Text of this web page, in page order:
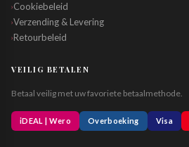
›Cookiebeleid
›Verzending & Levering
›Retourbeleid
VEILIG BETALEN
Betaal veilig met uw favoriete betaalmethode.
iDEAL | Wero Overboeking Visa